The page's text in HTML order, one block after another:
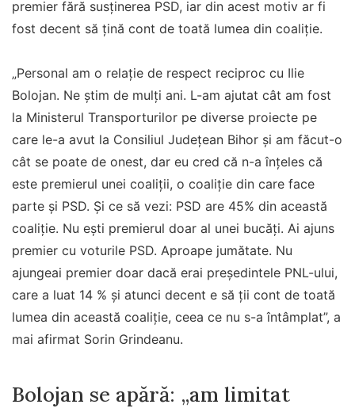
premier fără susţinerea PSD, iar din acest motiv ar fi
fost decent să ţină cont de toată lumea din coaliţie.
„Personal am o relaţie de respect reciproc cu Ilie
Bolojan. Ne ştim de mulţi ani. L-am ajutat cât am fost
la Ministerul Transporturilor pe diverse proiecte pe
care le-a avut la Consiliul Judeţean Bihor şi am făcut-o
cât se poate de onest, dar eu cred că n-a înţeles că
este premierul unei coaliţii, o coaliţie din care face
parte şi PSD. Şi ce să vezi: PSD are 45% din această
coaliţie. Nu eşti premierul doar al unei bucăţi. Ai ajuns
premier cu voturile PSD. Aproape jumătate. Nu
ajungeai premier doar dacă erai preşedintele PNL-ului,
care a luat 14 % şi atunci decent e să ţii cont de toată
lumea din această coaliţie, ceea ce nu s-a întâmplat”, a
mai afirmat Sorin Grindeanu.
Bolojan se apără: „am limitat